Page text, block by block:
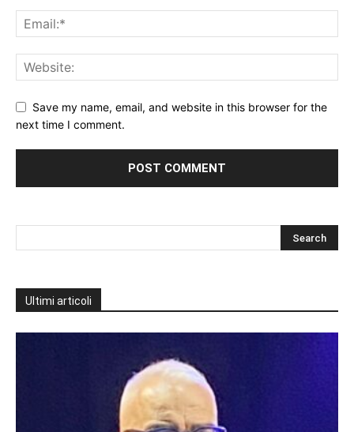
Save my name, email, and website in this browser for the
next time I comment.
Ultimi articoli